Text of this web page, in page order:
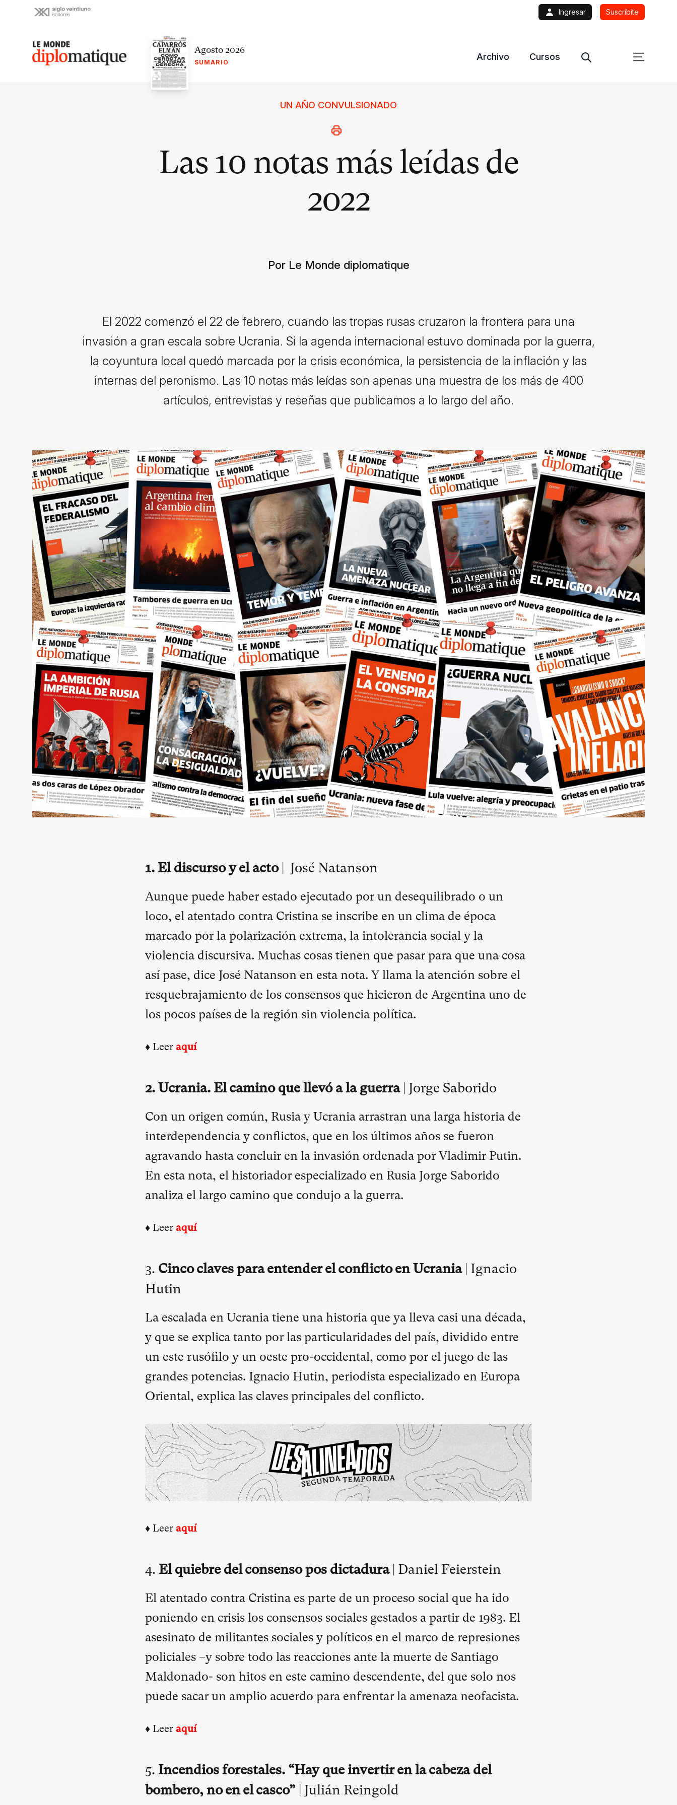
Ingresar Suscribite
Le monde diplomatique Agosto 2026
SUMARIO
Archivo Cursos
UN AÑO CONVULSIONADO
Las 10 notas más leídas de
2022
Por Le Monde diplomatique
El 2022 comenzó el 22 de febrero, cuando las tropas rusas cruzaron la frontera para una
invasión a gran escala sobre Ucrania. Si la agenda internacional estuvo dominada por la guerra,
la coyuntura local quedó marcada por la crisis económica, la persistencia de la inflación y las
internas del peronismo. Las 10 notas más leídas son apenas una muestra de los más de 400
artículos, entrevistas y reseñas que publicamos a lo largo del año.
1. El discurso y el acto| José Natanson
Aunque puede haber estado ejecutado por un desequilibrado o un
loco, el atentado contra Cristina se inscribe en un clima de época
marcado por la polarización extrema, la intolerancia social y la
violencia discursiva. Muchas cosas tienen que pasar para que una cosa
así pase, dice José Natanson en esta nota. Y llama la atención sobre el
resquebrajamiento de los consensos que hicieron de Argentina uno de
los pocos países de la región sin violencia política.
♦ Leer aquí
2.Ucrania. El camino que llevó a la guerra| Jorge Saborido
Con un origen común, Rusia y Ucrania arrastran una larga historia de
interdependencia y conflictos, que en los últimos años se fueron
agravando hasta concluir en la invasión ordenada por Vladimir Putin.
En esta nota, el historiador especializado en Rusia Jorge Saborido
analiza el largo camino que condujo a la guerra.
♦ Leer aquí
3. Cinco claves para entender el conflicto en Ucrania| Ignacio
Hutin
La escalada en Ucrania tiene una historia que ya lleva casi una década,
y que se explica tanto por las particularidades del país, dividido entre
un este rusófilo y un oeste pro-occidental, como por el juego de las
grandes potencias. Ignacio Hutin, periodista especializado en Europa
Oriental, explica las claves principales del conflicto.
♦ Leer aquí
4. El quiebre del consenso pos dictadura| Daniel Feierstein
El atentado contra Cristina es parte de un proceso social que ha ido
poniendo en crisis los consensos sociales gestados a partir de 1983. El
asesinato de militantes sociales y políticos en el marco de represiones
policiales –y sobre todo las reacciones ante la muerte de Santiago
Maldonado- son hitos en este camino descendente, del que solo nos
puede sacar un amplio acuerdo para enfrentar la amenaza neofacista.
♦ Leer aquí
5. Incendios forestales. “Hay que invertir en la cabeza del
bombero, no en el casco” | Julián Reingold